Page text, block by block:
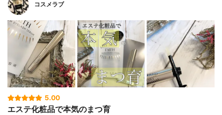
コスメラブ
5.00
エステ化粧品で本気のまつ育